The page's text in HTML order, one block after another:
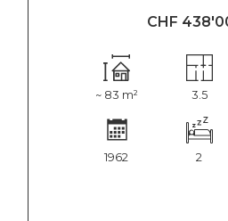
CHF
~ 83 m² 3.5
1962 2